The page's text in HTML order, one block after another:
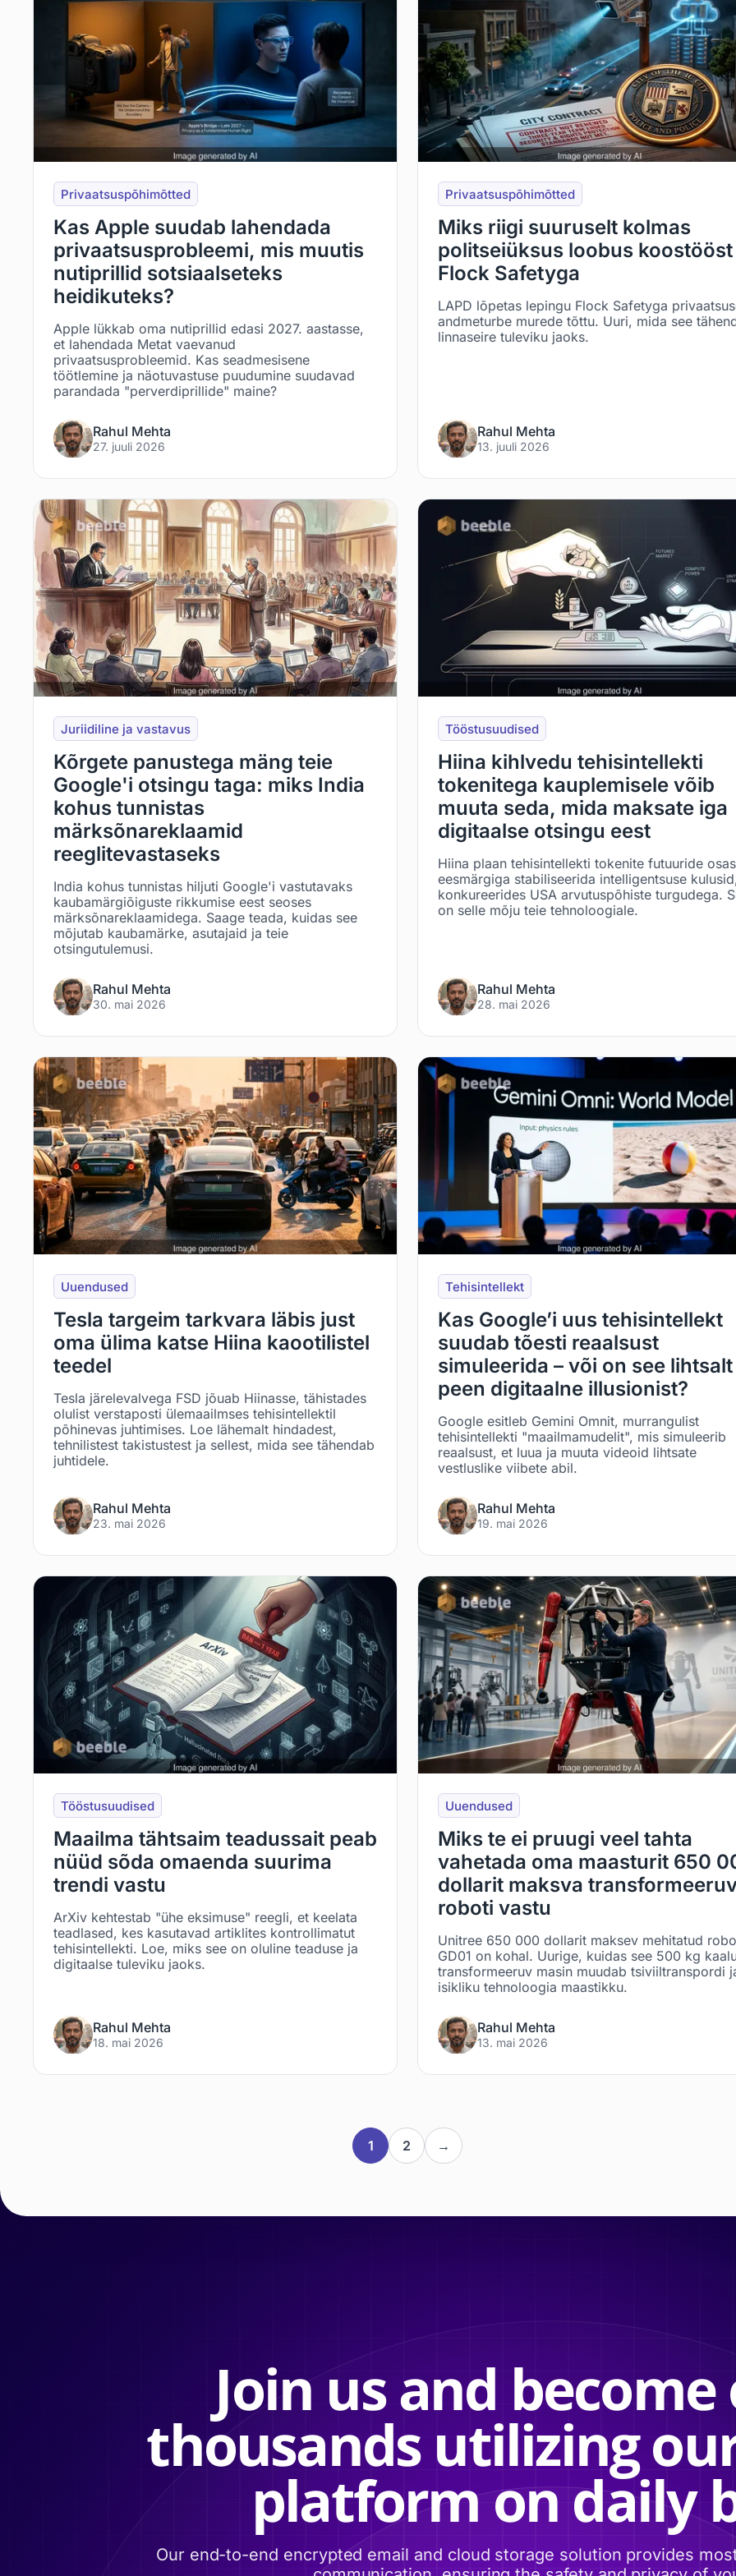
Privaatsuspõhimõtted
Kas Apple suudab lahendada
privaatsusprobleemi, mis muutis
nutiprillid sotsiaalseteks
heidikuteks?
Apple lükkab oma nutiprillid edasi 2027. aastasse,
et lahendada Metat vaevanud
privaatsusprobleemid. Kas seadmesisene
töötlemine ja näotuvastuse puudumine suudavad
parandada "perverdiprillide" maine?
Rahul Mehta
27. juuli 2026
Privaatsuspõhimõtted
Miks riigi suuruselt kolmas
politseiüksus loobus koostööst
Flock Safetyga
LAPD lõpetas lepingu Flock Safetyga
andmeturbe murede tõttu. Uuri, mida see
linnaseire tuleviku jaoks.
Rahul Mehta
13. juuli 2026
Juriidiline ja vastavus
Kõrgete panustega mäng teie
Google'i otsingu taga: miks India
kohus tunnistas
märksõnareklaamid
reeglitevastaseks
India kohus tunnistas hiljuti Google'i vastutavaks
kaubamärgiõiguste rikkumise eest seoses
märksõnareklaamidega. Saage teada, kuidas see
mõjutab kaubamärke, asutajaid ja teie
otsingutulemusi.
Rahul Mehta
30. mai 2026
Tööstusuudised
Hiina kihlvedu tehisintellekti
tokenitega kauplemisele võib
muuta seda, mida maksate iga
digitaalse otsingu eest
Hiina plaan tehisintellekti tokenite futuuride osas
eesmärgiga stabiliseerida intelligentsuse
konkureerides USA arvutuspõhiste turgudega.
on selle mõju teie tehnoloogiale.
Rahul Mehta
28. mai 2026
Uuendused
Tesla targeim tarkvara läbis just
oma ülima katse Hiina kaootilistel
teedel
Tesla järelevalvega FSD jõuab Hiinasse, tähistades
olulist verstaposti ülemaailmses tehisintellektil
põhinevas juhtimises. Loe lähemalt hindadest,
tehnilistest takistustest ja sellest, mida see tähendab
juhtidele.
Rahul Mehta
23. mai 2026
Tehisintellekt
Kas Google’i uus tehisintellekt
suudab tõesti reaalsust
simuleerida – või on see lihtsalt
peen digitaalne illusionist?
Google esitleb Gemini Omnit, murrangulist
tehisintellekti "maailmamudelit", mis simuleerib
reaalsust, et luua ja muuta videoid lihtsate
vestluslike viibete abil.
Rahul Mehta
19. mai 2026
Tööstusuudised
Maailma tähtsaim teadussait peab
nüüd sõda omaenda suurima
trendi vastu
ArXiv kehtestab "ühe eksimuse" reegli, et keelata
teadlased, kes kasutavad artiklites kontrollimatut
tehisintellekti. Loe, miks see on oluline teaduse ja
digitaalse tuleviku jaoks.
Rahul Mehta
18. mai 2026
Uuendused
Miks te ei pruugi veel tahta
vahetada oma maasturit 650
dollarit maksva
roboti vastu
Unitree 650 000 dollarit maksev mehitatud
GD01 on kohal. Uurige, kuidas see 500 kg
transformeeruv masin muudab tsiviiltranspordi
isikliku tehnoloogia maastikku.
Rahul Mehta
13. mai 2026
1 2 →
Join us and
thousands utilizing
platform on daily
Our end-to-end encrypted email and cloud storage solution provides